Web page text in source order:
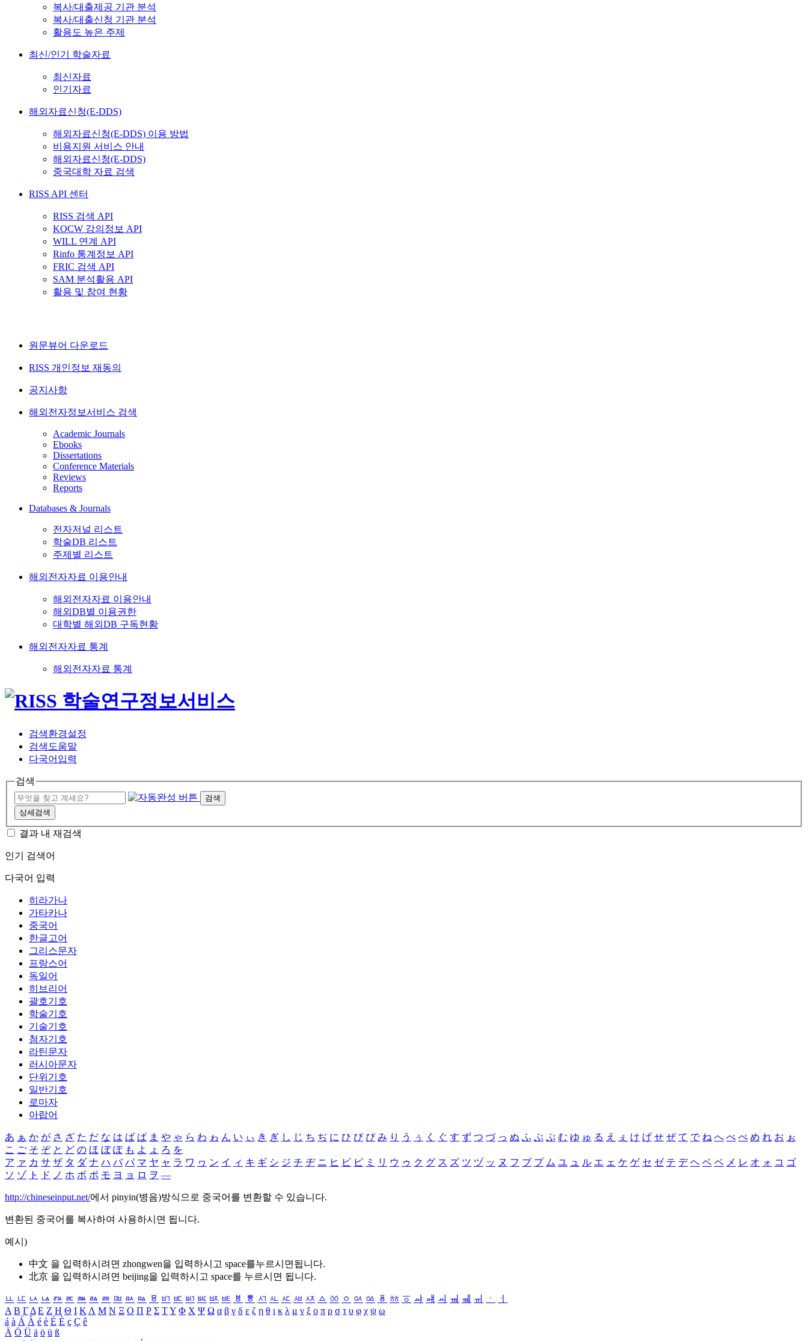
복사/대출제공 기관 분석
복사/대출신청 기관 분석
활용도 높은 주제
최신/인기 학술자료
최신자료
인기자료
해외자료신청(E-DDS)
해외자료신청(E-DDS) 이용 방법
비용지원 서비스 안내
해외자료신청(E-DDS)
중국대학 자료 검색
RISS API 센터
RISS 검색 API
KOCW 강의정보 API
WILL 연계 API
Rinfo 통계정보 API
FRIC 검색 API
SAM 분석활용 API
활용 및 참여 현황
원문뷰어 다운로드
RISS 개인정보 재동의
공지사항
해외전자정보서비스 검색
Academic Journals
Ebooks
Dissertations
Conference Materials
Reviews
Reports
Databases & Journals
전자저널 리스트
학술DB 리스트
주제별 리스트
해외전자자료 이용안내
해외전자자료 이용안내
해외DB별 이용권한
대학별 해외DB 구독현황
해외전자자료 통계
해외전자자료 통계
검색환경설정
검색도움말
다국어입력
검색
검색
상세검색
결과 내 재검색
인기 검색어
다국어 입력
히라가나
가타카나
중국어
한글고어
그리스문자
프랑스어
독일어
히브리어
괄호기호
학술기호
기술기호
첨자기호
라틴문자
러시아문자
단위기호
일반기호
로마자
아랍어
あ ぁ か が さ ざ た だ な は ば ぱ ま や ゃ ら わ ゎ ん い ぃ き ぎ し じ ち ぢ に ひ び ぴ み り う ぅ く ぐ す ず つ づ っ ぬ ふ ぶ ぷ む ゆ ゅ る え ぇ け げ せ ぜ て で ね へ べ ぺ め れ お ぉ
こ ご そ ぞ と ど の ほ ぼ ぽ も よ ょ ろ を
ア ァ カ サ ザ タ ダ ナ ハ バ パ マ ヤ ャ ラ ワ ヮ ン イ ィ キ ギ シ ジ チ ヂ ニ ヒ ビ ピ ミ リ ウ ゥ ク グ ス ズ ツ ヅ ッ ヌ フ ブ プ ム ユ ュ ル エ ェ ケ ゲ セ ゼ テ デ ヘ ベ ペ メ レ オ ォ コ ゴ
ソ ゾ ト ド ノ ホ ボ ポ モ ヨ ョ ロ ヲ ―
http://chineseinput.net/에서 pinyin(병음)방식으로 중국어를 변환할 수 있습니다.
변환된 중국어를 복사하여 사용하시면 됩니다.
예시)
中文 을 입력하시려면 zhongwen을 입력하시고 space를누르시면됩니다.
北京 을 입력하시려면 beijing을 입력하시고 space를 누르시면 됩니다.
ㅥ ㅦ ㅧ ㅨ ㅩ ㅪ ㅫ ㅬ ㅭ ㅮ ㅯ ㅰ ㅱ ㅲ ㅳ ㅴ ㅵ ㅶ ㅷ ㅸ ㅹ ㅺ ㅻ ㅼ ㅽ ㅾ ㅿ ㆀ ㆁ ㆂ ㆃ ㆄ ㆅ ㆆ ㆇ ㆈ ㆉ ㆊ ㆋ ㆌ ㆍ
ㆎ
Α Β ΓΔ Ε Ζ Η Θ Ι ΚΛ Μ Ν Ξ Ο Π Ρ Σ ΤΥ Φ Χ Ψ Ω α β γ δ ε ζ η θ ι κ λ μ ν ξ ο π ρ σ τ υ φ χ ψ ω
á à Á À é è É È ç Ç ê
Ä Ö Ü ä ö ü ß